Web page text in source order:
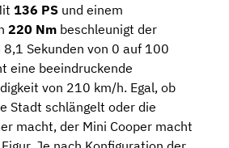
136 PS und einem
220 Nm beschleunigt der
Sekunden von 0 auf 100
eine beeindruckende
von 210 km/h. Egal, ob
Stadt schlängelt oder die
macht, der Mini Cooper macht